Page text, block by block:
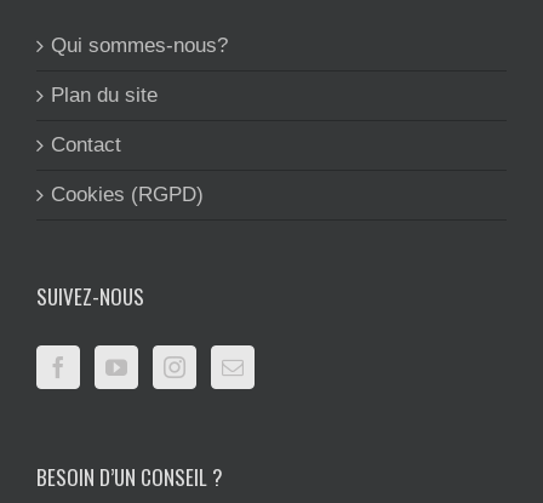
Qui sommes-nous?
Plan du site
Contact
Cookies (RGPD)
SUIVEZ-NOUS
BESOIN D’UN CONSEIL ?